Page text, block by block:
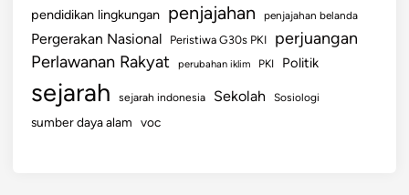
pendidikan lingkungan penjajahan penjajahan belanda
Pergerakan Nasional Peristiwa G30s PKI perjuangan
Perlawanan Rakyat perubahan iklim PKI Politik
sejarah sejarah indonesia Sekolah Sosiologi
sumber daya alam voc